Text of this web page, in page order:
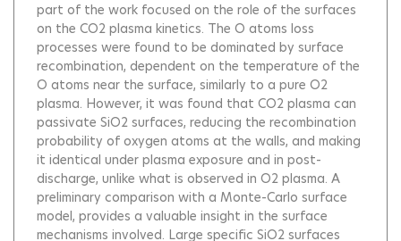
part of the work focused on the role of the surfaces
on the CO2 plasma kinetics. The O atoms loss
processes were found to be dominated by surface
recombination, dependent on the temperature of the
O atoms near the surface, similarly to a pure O2
plasma. However, it was found that CO2 plasma can
passivate SiO2 surfaces, reducing the recombination
probability of oxygen atoms at the walls, and making
it identical under plasma exposure and in post-
discharge, unlike what is observed in O2 plasma. A
preliminary comparison with a Monte-Carlo surface
model, provides a valuable insight in the surface
mechanisms involved. Large specific SiO2 surfaces